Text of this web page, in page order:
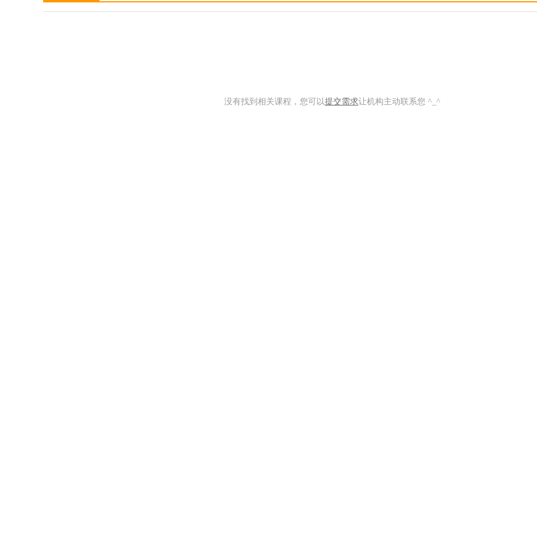
没有找到相关课程，您可以提交需求让机构主动联系您 ^_^